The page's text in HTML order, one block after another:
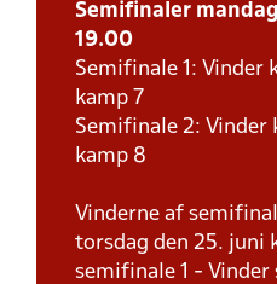
Semifinaler
19.00
Semifinale 1: Vinder
kamp 7
Semifinale 2: Vinder
kamp 8
Vinderne af
torsdag den 25. juni
semifinale 1 - Vinder